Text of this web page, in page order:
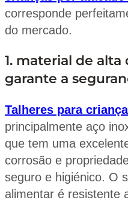
corresponde
do mercado.
1. material de alta
garante a
Talheres para
principalmente aço
que tem uma
corrosão e
seguro e higiénico. O
alimentar é resistente